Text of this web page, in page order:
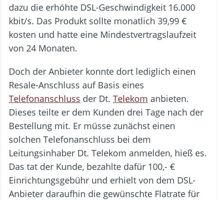
dazu die erhöhte DSL-Geschwindigkeit 16.000
kbit/s. Das Produkt sollte monatlich 39,99 €
kosten und hatte eine Mindestvertragslaufzeit
von 24 Monaten.
Doch der Anbieter konnte dort lediglich einen
Resale-Anschluss auf Basis eines
Telefonanschluss der Dt. Telekom anbieten.
Dieses teilte er dem Kunden drei Tage nach der
Bestellung mit. Er müsse zunächst einen
solchen Telefonanschluss bei dem
Leitungsinhaber Dt. Telekom anmelden, hieß es.
Das tat der Kunde, bezahlte dafür 100,- €
Einrichtungsgebühr und erhielt von dem DSL-
Anbieter daraufhin die gewünschte Flatrate für